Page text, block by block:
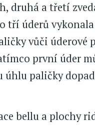
druhá a třetí
tří úderů
vůči úderové
první úder
úhlu paličky
bellu a plochy